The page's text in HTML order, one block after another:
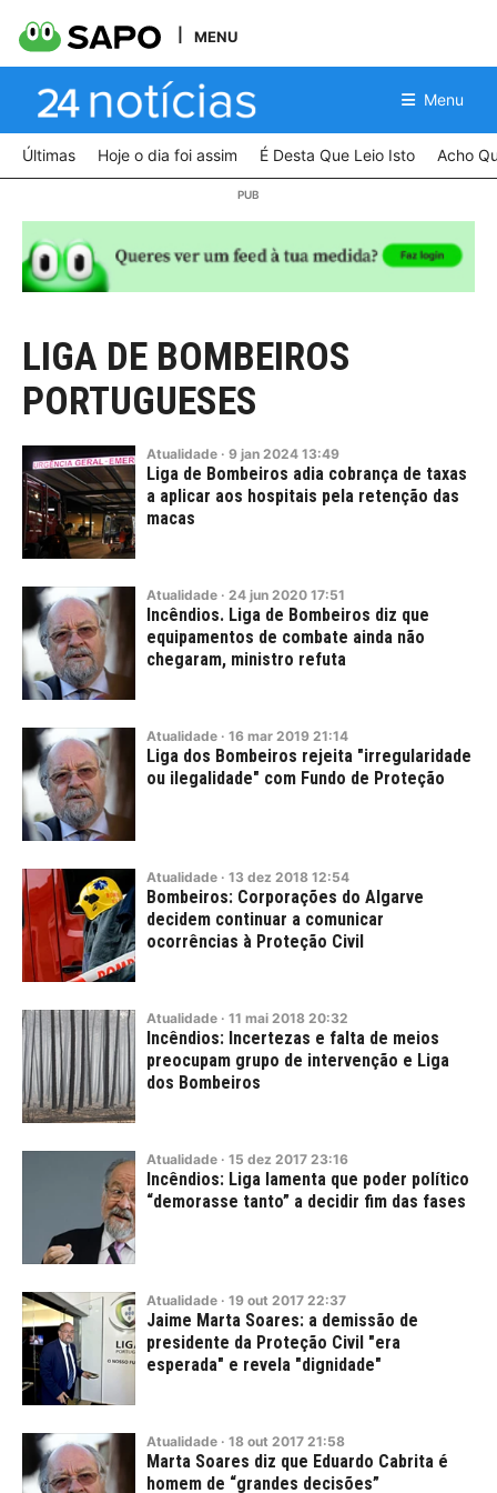
MENU
Menu
Últimas Hoje o dia foi assim É Desta Que Leio Isto Acho
LIGA DE BOMBEIROS
PORTUGUESES
Atualidade · 9 jan 2024 13:49
Liga de Bombeiros adia cobrança de taxas
a aplicar aos hospitais pela retenção das
macas
Atualidade · 24 jun 2020 17:51
Incêndios. Liga de Bombeiros diz que
equipamentos de combate ainda não
chegaram, ministro refuta
Atualidade · 16 mar 2019 21:14
Liga dos Bombeiros rejeita "irregularidade
ou ilegalidade" com Fundo de Proteção
Atualidade · 13 dez 2018 12:54
Bombeiros: Corporações do Algarve
decidem continuar a comunicar
ocorrências à Proteção Civil
Atualidade · 11 mai 2018 20:32
Incêndios: Incertezas e falta de meios
preocupam grupo de intervenção e Liga
dos Bombeiros
Atualidade · 15 dez 2017 23:16
Incêndios: Liga lamenta que poder político
“demorasse tanto” a decidir fim das fases
Atualidade · 19 out 2017 22:37
Jaime Marta Soares: a demissão de
presidente da Proteção Civil "era
esperada" e revela "dignidade"
Atualidade · 18 out 2017 21:58
Marta Soares diz que Eduardo Cabrita é
homem de “grandes decisões”